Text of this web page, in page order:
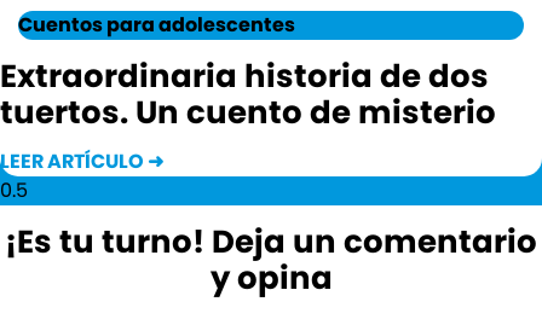
Cuentos para adolescentes
Extraordinaria historia de dos
tuertos. Un cuento de misterio
LEER ARTÍCULO ➜
¡Es tu turno! Deja un comentario
y opina